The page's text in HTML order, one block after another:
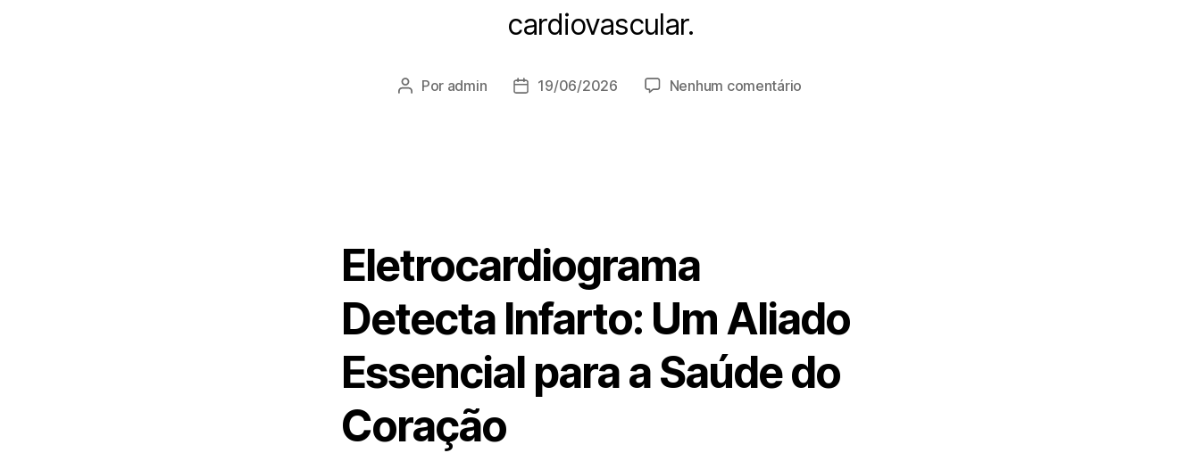
cardiovascular.
Por admin 19/06/2026 Nenhum comentário
Eletrocardiograma
Detecta Infarto: Um Aliado
Essencial para a Saúde do
Coração